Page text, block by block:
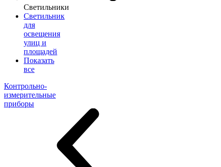
Светильники
Светильник
для
освещения
улиц и
площадей
Показать
все
Контрольно-
измерительные
приборы